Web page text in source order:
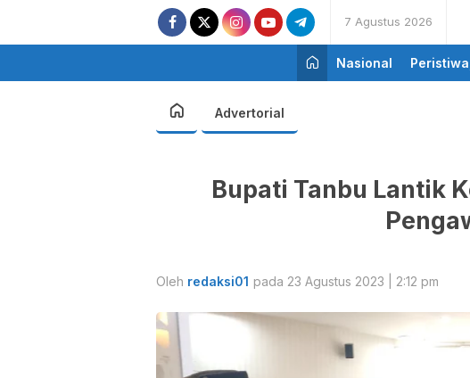
7 Agustus 2026
Nasional
Advertorial
Bupati Tanbu Lantik
Oleh redaksi01 pada 23 Agustus 2023 | 2:12 pm